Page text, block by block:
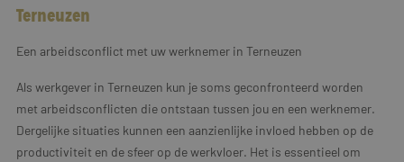
Terneuzen
Een arbeidsconflict met uw werknemer in Terneuzen
Als werkgever in Terneuzen kun je soms geconfronteerd worden
met arbeidsconflicten die ontstaan tussen jou en een werknemer.
Dergelijke situaties kunnen een aanzienlijke invloed hebben op de
productiviteit en de sfeer op de werkvloer. Het is essentieel om